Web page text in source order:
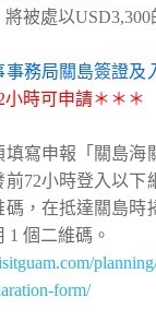
被處以USD3,300
事務局關島簽證及
小時可申請＊＊＊
填寫申報「關島海
前72小時登入以下
碼，在抵達關島時
1 個二維碼。
form/